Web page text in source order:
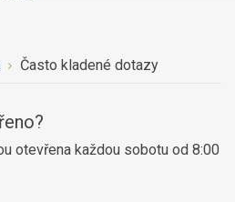
Často kladené dotazy
otevřena každou sobotu od 8:00